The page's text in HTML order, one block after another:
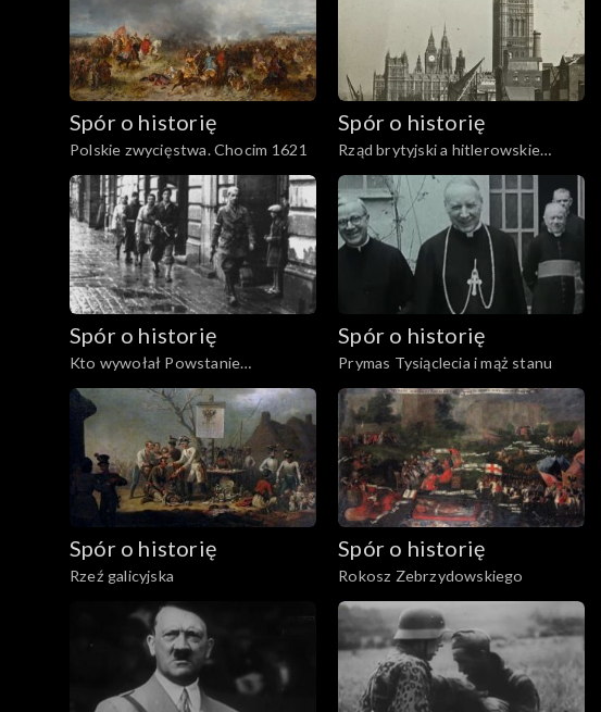
Spór o historię
Polskie zwycięstwa. Chocim 1621
Spór o historię
Rząd brytyjski a hitlerowskie
Niemcy
Spór o historię
Kto wywołał Powstanie
Warszawskie?
Spór o historię
Prymas Tysiąclecia i mąż stanu
Spór o historię
Rzeź galicyjska
Spór o historię
Rokosz Zebrzydowskiego